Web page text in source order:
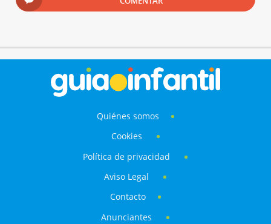
Quiénes somos
Cookies
Política de privacidad
Aviso Legal
Contacto
Anunciantes